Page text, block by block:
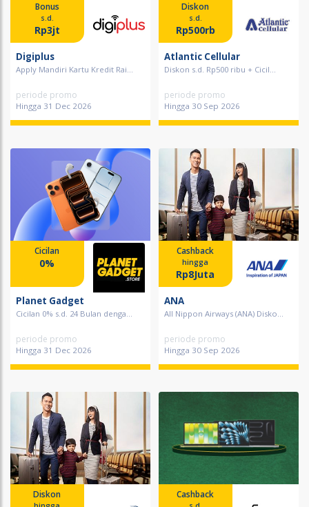
Bonus
s.d.
Rp3jt
Digiplus
Apply Mandiri Kartu Kredit Rai...
periode promo
Hingga 31 Dec 2026
Diskon
s.d.
Rp500rb
Atlantic Cellular
Diskon s.d. Rp500 ribu + Cicil...
periode promo
Hingga 30 Sep 2026
Cicilan
0%
Planet Gadget
Cicilan 0% s.d. 24 Bulan denga...
periode promo
Hingga 31 Dec 2026
Cashback
hingga
Rp8Juta
ANA
All Nippon Airways (ANA) Disko...
periode promo
Hingga 30 Sep 2026
Diskon Cashback